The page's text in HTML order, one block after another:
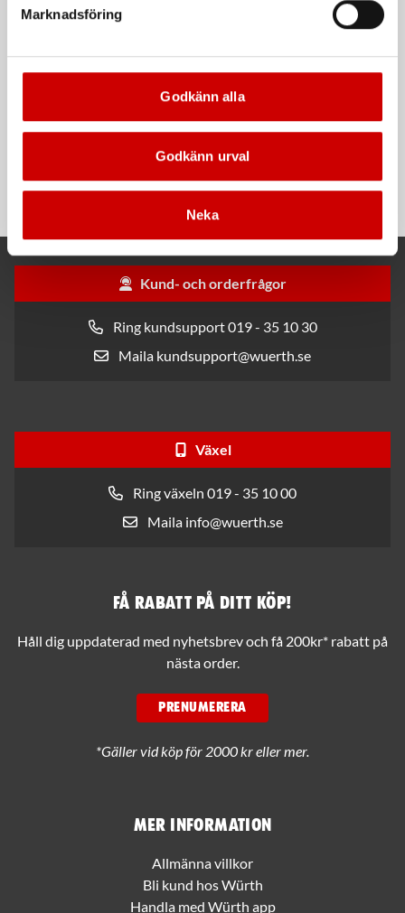
Marknadsföring
Godkänn alla
Godkänn urval
Neka
För snabb och effektiv rengöring
metall-, plast- och gummidetaljer.
Kund- och orderfrågor
Ring kundsupport 019 - 35 10 30
Maila kundsupport@wuerth.se
Växel
Ring växeln 019 - 35 10 00
Maila info@wuerth.se
Mer information
Allmänna villkor
Bli kund hos Würth
Handla med Würth app
Få rabatt på ditt köp!
Håll dig uppdaterad med nyhetsbrev och få 200kr* rabatt på
nästa order.
PRENUMERERA
*Gäller vid köp för 2000 kr eller mer.